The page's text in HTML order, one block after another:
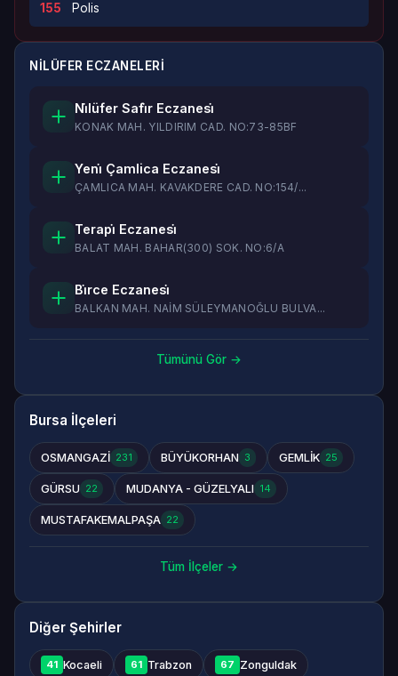
155 Polis
NİLÜFER ECZANELERI
Ni̇lüfer Safi̇r Eczanesi̇
KONAK MAH. YILDIRIM CAD. NO:73-85BF
Yeni̇ Çamlica Eczanesi̇
ÇAMLICA MAH. KAVAKDERE CAD. NO:154/...
Terapi̇ Eczanesi̇
BALAT MAH. BAHAR(300) SOK. NO:6/A
Bi̇rce Eczanesi̇
BALKAN MAH. NAİM SÜLEYMANOĞLU BULVA...
Tümünü Gör →
Bursa İlçeleri
OSMANGAZİ 231 BÜYÜKORHAN 3 GEMLİK 25
GÜRSU 22 MUDANYA - GÜZELYALI 14
MUSTAFAKEMALPAŞA 22
Tüm İlçeler →
Diğer Şehirler
41 Kocaeli 61 Trabzon 67 Zonguldak